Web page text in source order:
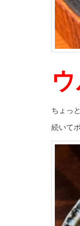
ちょっ
続いて